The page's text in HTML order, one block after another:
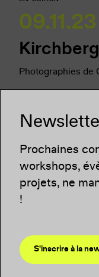
Kirchberg
Photographies de
Prochaines
workshops,
projets, ne
!
S'inscrire à la